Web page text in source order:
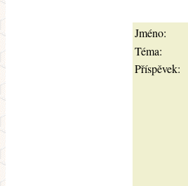
Jméno:
Téma:
Příspěvek: